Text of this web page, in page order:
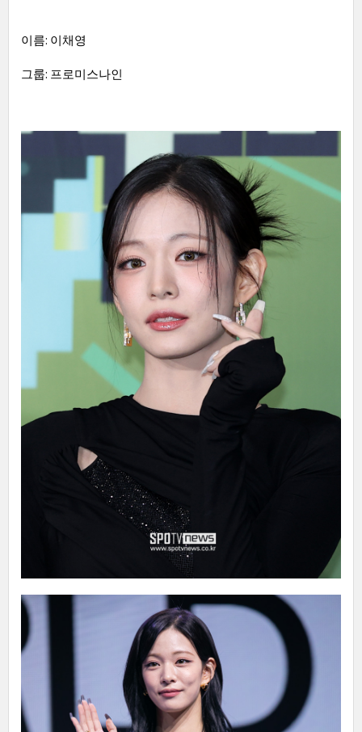
이름: 이채영
그룹: 프로미스나인